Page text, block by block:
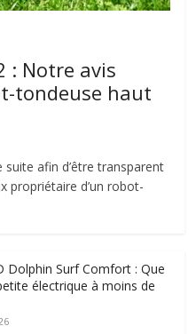
: Notre avis
tondeuse haut
suite afin d’être transparent
propriétaire d’un robot-
Dolphin Surf Comfort : Que
électrique à moins de